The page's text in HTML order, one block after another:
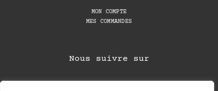
MON COMPTE
MES COMMANDES
Nous suivre sur